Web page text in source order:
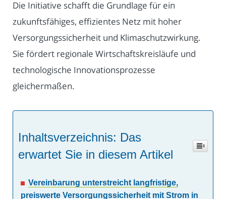
Die Initiative schafft die Grundlage für ein
zukunftsfähiges, effizientes Netz mit hoher
Versorgungssicherheit und Klimaschutzwirkung.
Sie fördert regionale Wirtschaftskreisläufe und
technologische Innovationsprozesse
gleichermaßen.
Inhaltsverzeichnis: Das
erwartet Sie in diesem Artikel
Vereinbarung unterstreicht langfristige,
preiswerte Versorgungssicherheit mit Strom in